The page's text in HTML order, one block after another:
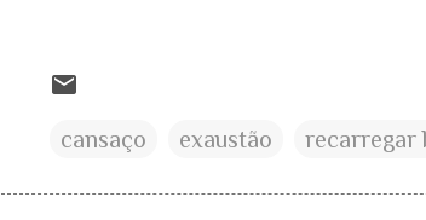
cansaço exaustão recarregar